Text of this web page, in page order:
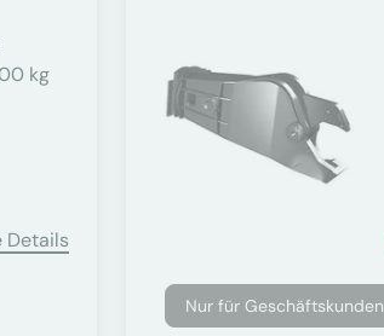
kg
Details
Nur für Geschäftskunden